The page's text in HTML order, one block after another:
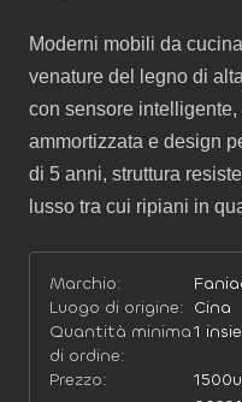
Moderni mobili da
venature del legno di
con sensore
ammortizzata e design
di 5 anni, struttura
lusso tra cui ripiani in
Marchio:
Luogo di origine: Cina
Quantità minima
di ordine:
1
Prezzo: